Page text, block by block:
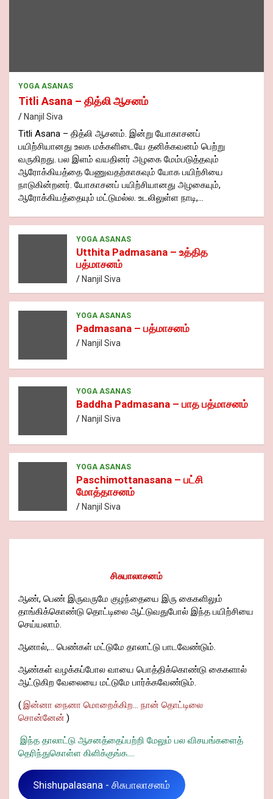
YOGA ASANAS
Titli Asana – தித்லி ஆசனம்
Nanjil Siva
Titli Asana – தித்லி ஆசனம். இன்று யோகாசனப்
பயிற்சியானது உலக மக்களிடையே தனிக்கவனம் பெற்று
வருகிறது. பல இளம் வயதினர் அழகை மேம்படுத்தவும்
ஆரோக்கியத்தை பேணுவதற்காகவும் யோக பயிற்சியை
நாடுகின்றனர். யோகாசனப் பயிற்சியானது அழகையும்,
ஆரோக்கியத்தையும் மட்டுமல்ல. உடலிலுள்ள நாடி,…
YOGA ASANAS
Utthita Padmasana – உத்தித
பத்மாசனம்
Nanjil Siva
YOGA ASANAS
Padmasana – பத்மாசனம்
Nanjil Siva
YOGA ASANAS
Baddha Padmasana – பாத பத்மாசனம்
Nanjil Siva
YOGA ASANAS
Paschimottanasana – பட்சி
மோத்தாசனம்
Nanjil Siva
சிசுபாலாசனம்
ஆண், பெண் இருவருமே குழந்தையை இரு கைகளிலும்
தாங்கிக்கொண்டு தொட்டிலை ஆட்டுவதுபோல் இந்த பயிற்சியை
செய்யலாம்.
ஆனால்,... பெண்கள் மட்டுமே தாலாட்டு பாடவேண்டும்.
ஆண்கள் வழக்கப்போல வாயை பொத்திக்கொண்டு கைகளால்
ஆட்டுகிற வேலையை மட்டுமே பார்க்கவேண்டும்.
(இன்னா நைனா மொறைக்கிற... நான் தொட்டிலை
சொன்னேன் )
இந்த தாலாட்டு ஆசனத்தைப்பற்றி மேலும் பல விசயங்களைத்
தெரிந்துகொள்ள கிளிக்குங்க....
Shishupalasana - சிசுபாலாசனம்